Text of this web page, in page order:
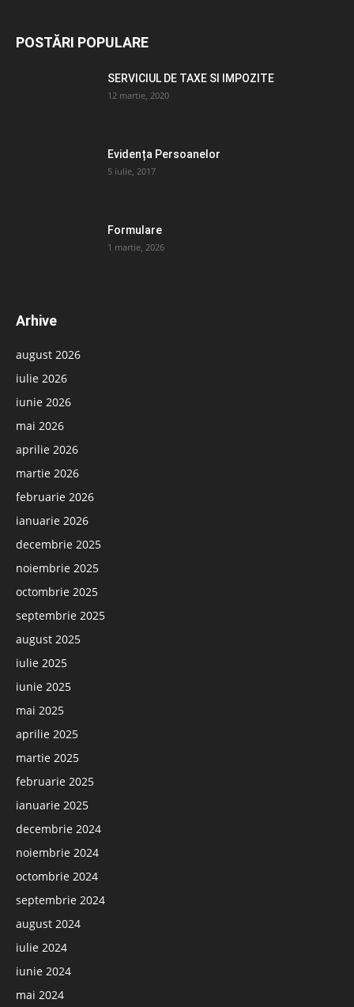
POSTĂRI POPULARE
SERVICIUL DE TAXE SI IMPOZITE
12 martie, 2020
Evidența Persoanelor
5 iulie, 2017
Formulare
1 martie, 2026
Arhive
august 2026
iulie 2026
iunie 2026
mai 2026
aprilie 2026
martie 2026
februarie 2026
ianuarie 2026
decembrie 2025
noiembrie 2025
octombrie 2025
septembrie 2025
august 2025
iulie 2025
iunie 2025
mai 2025
aprilie 2025
martie 2025
februarie 2025
ianuarie 2025
decembrie 2024
noiembrie 2024
octombrie 2024
septembrie 2024
august 2024
iulie 2024
iunie 2024
mai 2024